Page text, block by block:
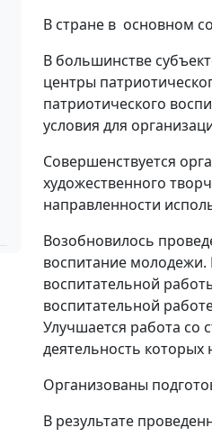
В стране в основном
В большинстве
центры
патриотического
условия для
Совершенствуется
художественного
направленности
Возобновилось
воспитание
воспитательной
воспитательной
Улучшается работа
деятельность которых
Организованы
В результате